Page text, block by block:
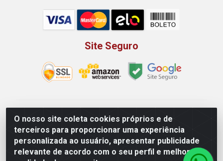
O nosso site coleta cookies próprios e de
terceiros para proporcionar uma experiência
personalizada ao usuário, apresentar publicidade
relevante de acordo com o seu perfil e melhorar a
Site Seguro
Rio Vermelho Distribuição de Alimentos LTDA - Rodovia
BR, 153, KM 52 N 00 QD 00 LT 16 - Bairro Jardim
Eldorado, Anápolis/GO - CEP 75.045-190 - CNPJ
10.912.900/0002-40